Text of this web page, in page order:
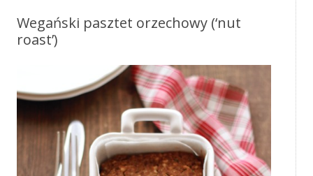
Wegański pasztet orzechowy (‘nut
roast’)